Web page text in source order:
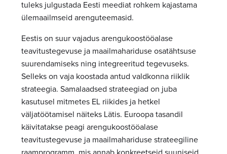
tuleks julgustada Eesti meediat rohkem kajastama
ülemaailmseid arenguteemasid.
Eestis on suur vajadus arengukoostööalase
teavitustegevuse ja maailmahariduse osatähtsuse
suurendamiseks ning integreeritud tegevuseks.
Selleks on vaja koostada antud valdkonna riiklik
strateegia. Samalaadsed strateegiad on juba
kasutusel mitmetes EL riikides ja hetkel
väljatöötamisel näiteks Lätis. Euroopa tasandil
käivitatakse peagi arengukoostööalase
teavitustegevuse ja maailmahariduse strateegiline
raamprogramm, mis annab konkreetseid suuniseid